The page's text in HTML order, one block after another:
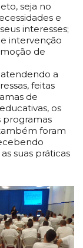
seja no
e
interesses;
intervenção
de
a
feitas
de
os
programas
foram
suas práticas